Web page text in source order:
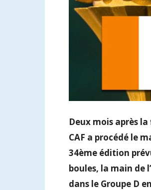
Deux mois après
CAF a procédé le
34ème édition
boules, la main de
dans le Groupe D